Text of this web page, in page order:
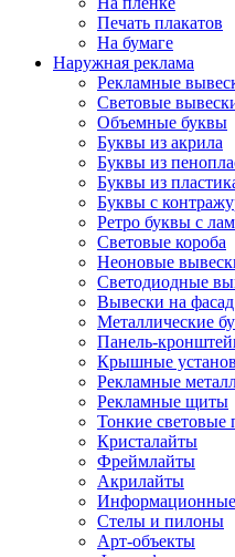
Печать плакатов
На бумаге
Наружная реклама
Рекламные
Световые
Объемные буквы
Буквы из акрила
Буквы из
Буквы из
Буквы с
Ретро буквы с
Световые короба
Неоновые
Светодиодные
Вывески на фасад
Металлические
Панель-
Крышные
Рекламные
Рекламные щиты
Тонкие световые
Кристалайты
Фреймлайты
Акрилайты
Информационные
Стелы и пилоны
Арт-объекты